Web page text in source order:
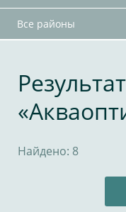
Все районы
Найдено: 8